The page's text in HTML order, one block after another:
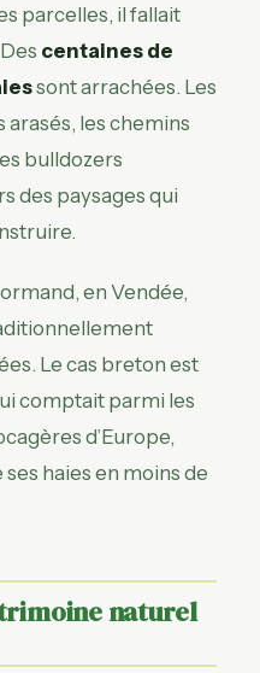
parcelles, il fallait
centaines de
sont arrachées. Les
arasés, les chemins
bulldozers
des paysages qui
en Vendée,
Le cas breton est
comptait parmi les
d’Europe,
haies en moins de
naturel